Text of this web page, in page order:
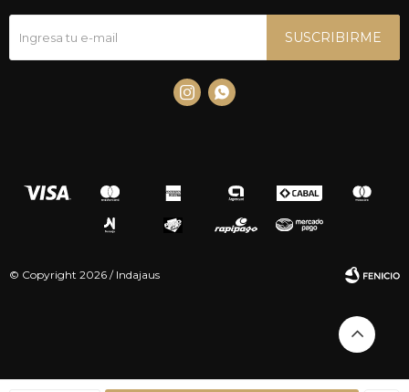
SUSCRIBIRME
 
© Copyright 2026 / Indajaus